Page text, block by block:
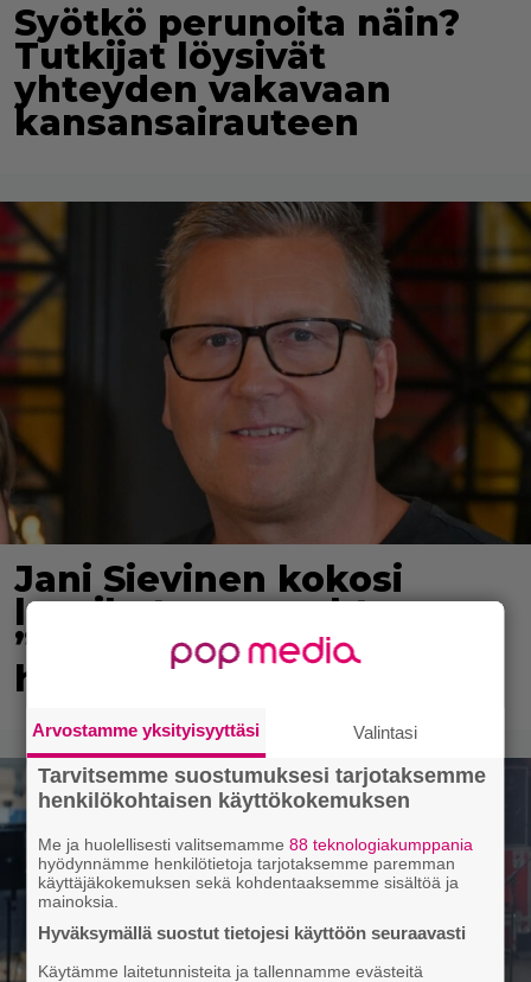
Syötkö perunoita näin?
Tutkijat löysivät
yhteyden vakavaan
kansansairauteen
Jani Sievinen kokosi
lapsikatraansa yhteen –
”Minun suurin perintöni
heille”
Arvostamme yksityisyyttäsi Valintasi
Tarvitsemme suostumuksesi tarjotaksemme
henkilökohtaisen käyttökokemuksen
Me ja huolellisesti valitsemamme88 teknologiakumppania
hyödynnämme henkilötietoja tarjotaksemme paremman
käyttäjäkokemuksen sekä kohdentaaksemme sisältöä ja
mainoksia.
Hyväksymällä suostut tietojesi käyttöön seuraavasti
Käytämme laitetunnisteita ja tallennamme evästeitä